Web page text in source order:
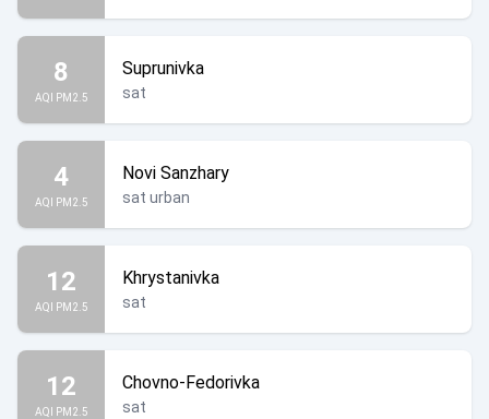
8
AQI PM2.5
Suprunivka
sat
4
AQI PM2.5
Novi Sanzhary
sat urban
12
AQI PM2.5
Khrystanivka
sat
12
AQI PM2.5
Chovno-Fedorivka
sat